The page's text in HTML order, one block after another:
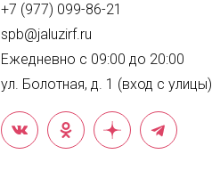
+7 (977) 099-86-21
spb@jaluzirf.ru
Ежедневно с 09:00 до 20:00
ул. Болотная, д. 1 (вход с улицы)